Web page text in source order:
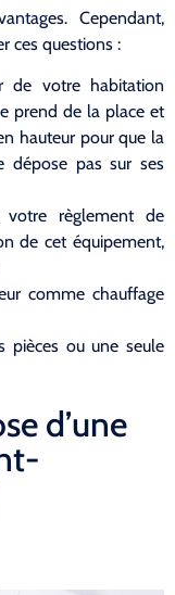
Cependant,
ces questions :
de votre habitation
prend de la place et
hauteur pour que la
dépose pas sur ses
règlement de
de cet équipement,
comme chauffage
pièces ou une seule
d’une